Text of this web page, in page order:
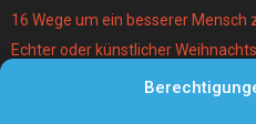
16 Wege um ein besserer Mensch
Echter oder künstlicher
Warum lohnt es sich einen Magier